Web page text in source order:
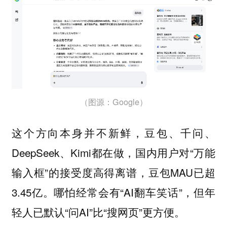
（图源：Google）
这个方向本身并不新鲜，豆包、千问、
DeepSeek、Kimi都在做，国内用户对“万能
输入框”的接受度高得离谱，豆包MAU已超
3.45亿。哪怕经常会有“AI翻车笑话”，但年
轻人已默认“问AI”比“搜网页”更方便。